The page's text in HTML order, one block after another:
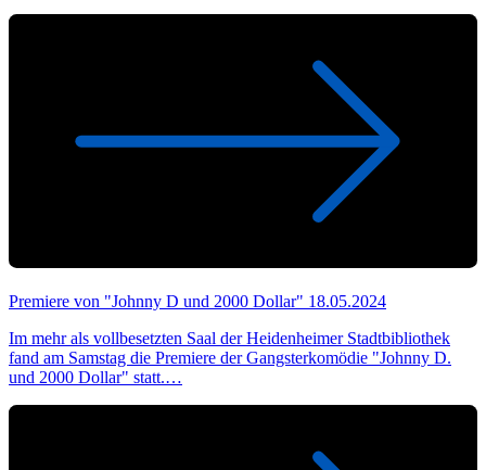
Premiere von "Johnny D und 2000 Dollar" 18.05.2024
Im mehr als vollbesetzten Saal der Heidenheimer Stadtbibliothek
fand am Samstag die Premiere der Gangsterkomödie "Johnny D.
und 2000 Dollar" statt.…